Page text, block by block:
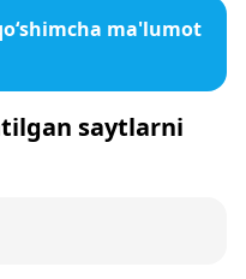
ma'lumot
saytlarni